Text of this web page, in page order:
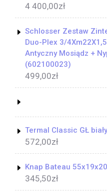
4 400,00zł
Schlosser Zestaw
Duo-Plex 3/
Antyczny Mosiądz +
(602100023)
499,00zł
Termal Classic GŁ
572,00zł
Knap Bateau
345,50zł